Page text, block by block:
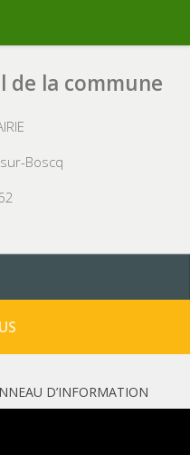
de la commune
Boscq
D’INFORMATION